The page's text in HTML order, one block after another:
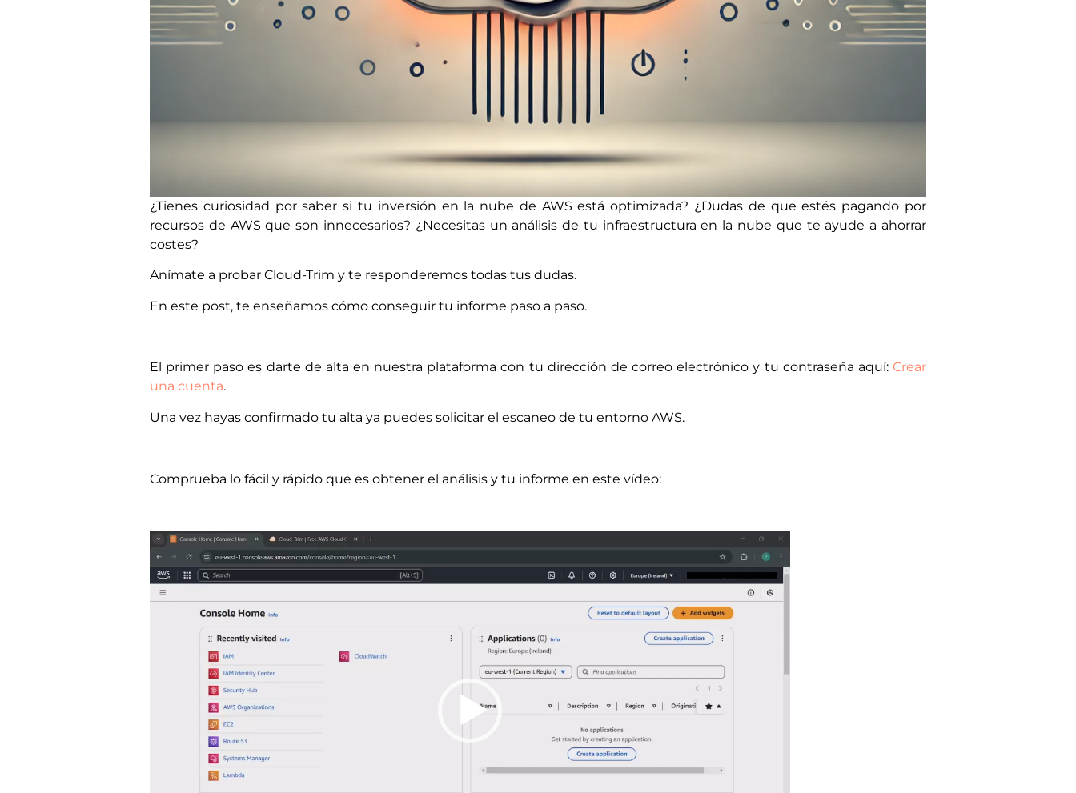
¿Tienes curiosidad por saber si tu inversión en la nube de AWS está optimizada? ¿Dudas de que estés pagando por
recursos de AWS que son innecesarios? ¿Necesitas un análisis de tu infraestructura en la nube que te ayude a ahorrar
costes?
Anímate a probar Cloud-Trim y te responderemos todas tus dudas.
En este post, te enseñamos cómo conseguir tu informe paso a paso.
El primer paso es darte de alta en nuestra plataforma con tu dirección de correo electrónico y tu contraseña aquí: Crear
una cuenta.
Una vez hayas confirmado tu alta ya puedes solicitar el escaneo de tu entorno AWS.
Comprueba lo fácil y rápido que es obtener el análisis y tu informe en este vídeo:
Reproductor
de
vídeo